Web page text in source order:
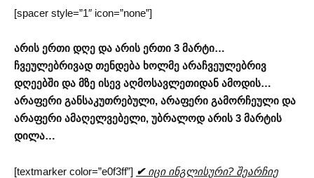
[spacer style=”1″ icon=”none”]
არის ერთი დღე და არის ერთი 3 მარტი…
ჩვეულებრივად თენდება ხოლმე არაჩვეულებრივ
დღეებში და მზე ისევ აღმოსავლეთიდან ამოდის…
არაფერი განსაკუთრებული, არაფერი გამორჩეული და
არაფერი ამაღელვებელი, უბრალოდ არის 3 მარტის
დილა…
[textmarker color=”e0f3ff”] ✔იცი ინგლისური? შეარჩიე